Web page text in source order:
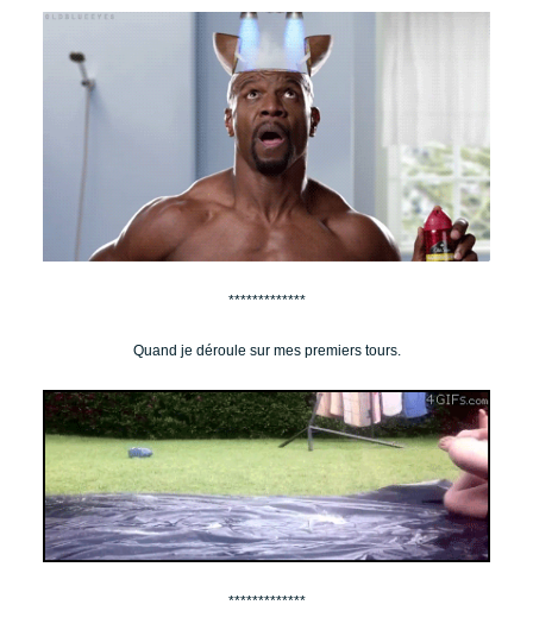
*************
Quand je déroule sur mes premiers tours.
*************